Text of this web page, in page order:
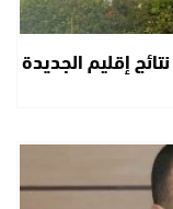
إقليم الجديدة